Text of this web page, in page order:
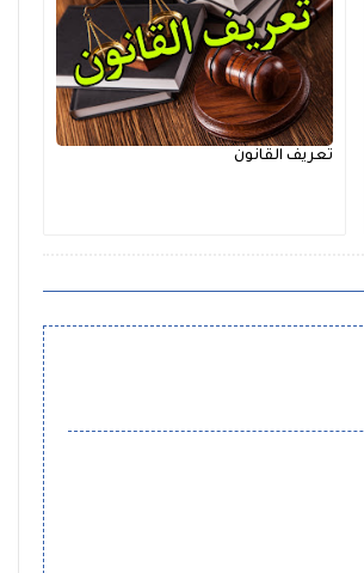
تعريف القانون